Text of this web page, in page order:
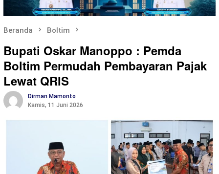
Beranda Boltim
Bupati Oskar Manoppo : Pemda
Boltim Permudah Pembayaran Pajak
Lewat QRIS
Dirman Mamonto
Kamis, 11 Juni 2026